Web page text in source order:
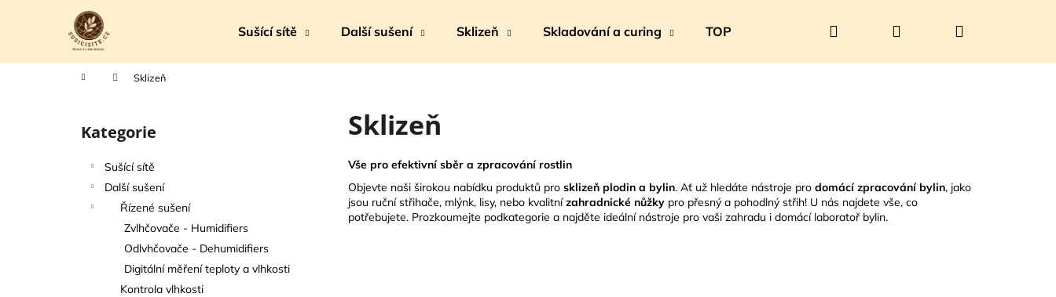
Sušící sítě Další sušení Sklizeň Skladování a curing TOP PRODUKTY Hledat PřihlášeníNákupní
Domů Sklizeň
Přeskočit
kategorie
Kategorie
Sušící sítě
Další sušení
Řízené sušení
Zvlhčovače - Humidifiers
Odlvhčovače - Dehumidifiers
Digitální měření teploty a vlhkosti
Kontrola vlhkosti
Sklizeň
Vše pro efektivní sběr a zpracování rostlin
Objevte naši širokou nabídku produktů pro sklizeň plodin a bylin. Ať už hledáte nástroje pro domácí zpracování bylin, jako
jsou ruční střihače, mlýnk, lisy, nebo kvalitnízahradnické nůžky pro přesný a pohodlný střih! U nás najdete vše, co
potřebujete. Prozkoumejte podkategorie a najděte ideální nástroje pro vaši zahradu i domácí laboratoř bylin.
í
Zpět
do
Zpět
do
Doporučujeme